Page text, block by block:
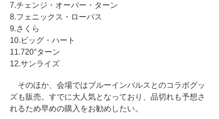
7.チェンジ・オーバー・ターン
8.フェニックス・ローパス
9.さくら
10.ビッグ・ハート
11.720°ターン
12.サンライズ
そのほか、会場ではブルーインパルスとのコラボグッ
ズも販売。すでに大人気となっており、品切れも予想さ
れるため早めの購入をお勧めしたい。